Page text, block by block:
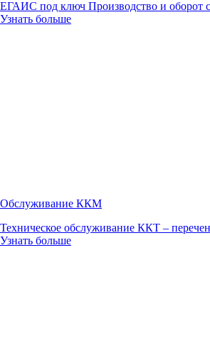
ЕГАИС под ключ Производство и оборот
Узнать больше
Обслуживание ККМ
Техническое обслуживание ККТ –
Узнать больше